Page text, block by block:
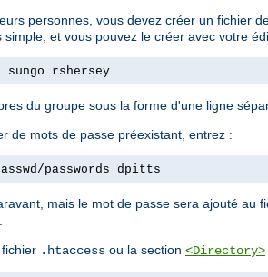
personnes, vous devez créer un fichier
et vous pouvez le créer avec votre
sungo rshersey
du groupe sous la forme d'une ligne
de mots de passe préexistant, entrez :
passwords dpitts
mais le mot de passe sera ajouté au
.htaccess ou la section <Directory>